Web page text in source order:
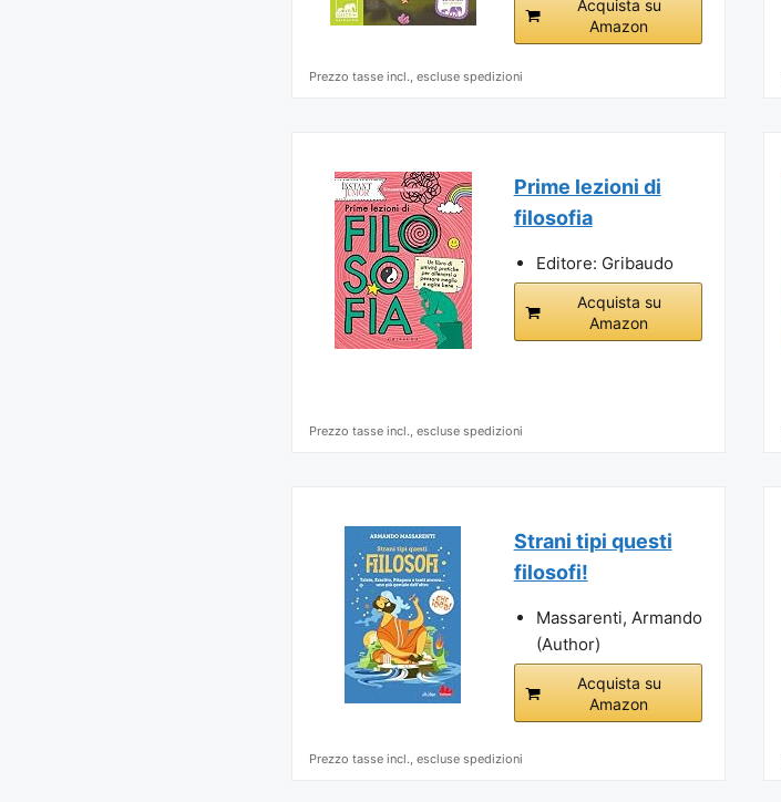
Acquista su
Amazon
Prezzo tasse incl., escluse spedizioni
Prime lezioni di
filosofia
Editore: Gribaudo
Acquista su
Amazon
Prezzo tasse incl., escluse spedizioni
Strani tipi questi
filosofi!
Massarenti, Armando
(Author)
Acquista su
Amazon
Prezzo tasse incl., escluse spedizioni